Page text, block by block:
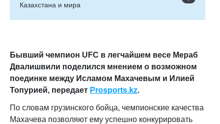
Казахстана и мира
Бывший чемпион UFC в легчайшем весе Мераб
Двалишвили поделился мнением о возможном
поединке между Исламом Махачевым и Илией
Топурией, передает Prosports.kz.
По словам грузинского бойца, чемпионские качества
Махачева позволяют ему успешно конкурировать